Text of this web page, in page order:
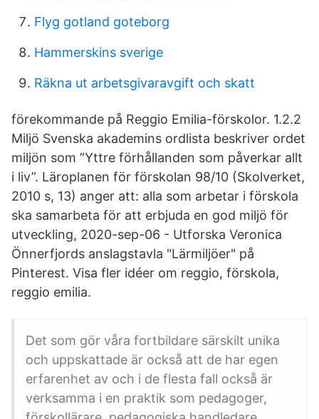
Flyg gotland goteborg
Hammerskins sverige
Räkna ut arbetsgivaravgift och skatt
förekommande på Reggio Emilia-förskolor. 1.2.2
Miljö Svenska akademins ordlista beskriver ordet
miljön som ”Yttre förhållanden som påverkar allt
i liv”. Läroplanen för förskolan 98/10 (Skolverket,
2010 s, 13) anger att: alla som arbetar i förskola
ska samarbeta för att erbjuda en god miljö för
utveckling, 2020-sep-06 - Utforska Veronica
Önnerfjords anslagstavla "Lärmiljöer" på
Pinterest. Visa fler idéer om reggio, förskola,
reggio emilia.
Det som gör våra fortbildare särskilt unika
och uppskattade är också att de har egen
erfarenhet av och i de flesta fall också är
verksamma i en praktik som pedagoger,